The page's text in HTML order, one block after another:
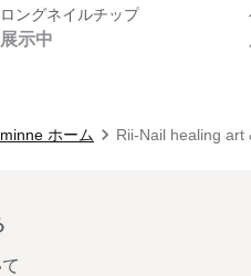
ロングネイルチップ
展示中
minne ホーム Rii-Nail healing art